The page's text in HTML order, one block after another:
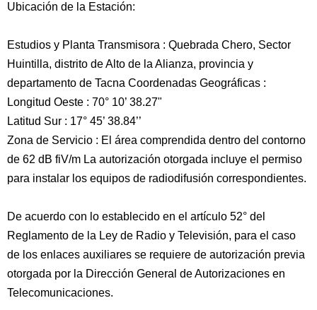
Ubicación de la Estación:
Estudios y Planta Transmisora : Quebrada Chero, Sector
Huintilla, distrito de Alto de la Alianza, provincia y
departamento de Tacna Coordenadas Geográficas :
Longitud Oeste : 70° 10’ 38.27"
Latitud Sur : 17° 45’ 38.84’’
Zona de Servicio : El área comprendida dentro del contorno
de 62 dB fiV/m La autorización otorgada incluye el permiso
para instalar los equipos de radiodifusión correspondientes.
De acuerdo con lo establecido en el artículo 52° del
Reglamento de la Ley de Radio y Televisión, para el caso
de los enlaces auxiliares se requiere de autorización previa
otorgada por la Dirección General de Autorizaciones en
Telecomunicaciones.